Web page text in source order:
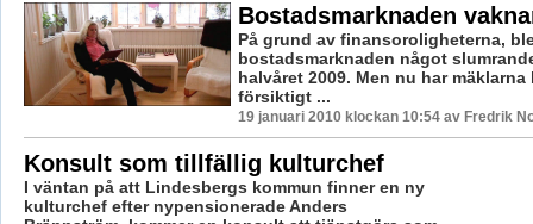
Bostadsmarknaden
På grund av finansoroligheterna,
bostadsmarknaden något
halvåret 2009. Men nu har
försiktigt ...
19 januari 2010 klockan 10:54 av Fredrik
Konsult som tillfällig kulturchef
I väntan på att Lindesbergs kommun finner en ny
kulturchef efter nypensionerade Anders